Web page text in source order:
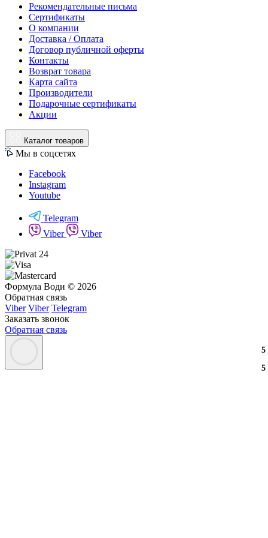
3
3
2
2
3
3
5
5
Рекомендательные письма
Сертификаты
О компании
Доставка / Оплата
Договор публичной оферты
Контакты
Возврат товара
Карта сайта
Производители
Подарочные сертификаты
Акции
Каталог товаров
Мы в соцсетях
Facebook
Instagram
Youtube
Telegram
Viber
Viber
Формула Води © 2026
Обратная связь
Viber Viber Telegram
Заказать звонок
Обратная связь